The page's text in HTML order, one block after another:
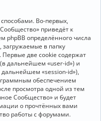
Во-первых,
приведёт к
phpBB определённого числа
в папку
две cookie содержат
дальнейшем «user-id») и
«session-id»),
обеспечением
просмотра одной из тем
Сообщество» и будет
о прочтённых вами
работы с форумами.